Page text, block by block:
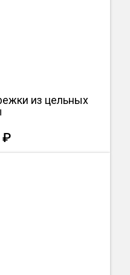
из цельных
₽